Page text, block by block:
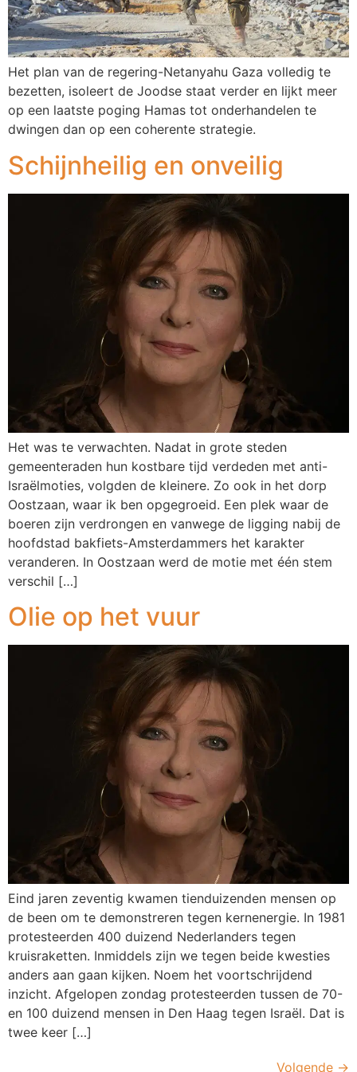
Het plan van de regering-Netanyahu Gaza volledig te
bezetten, isoleert de Joodse staat verder en lijkt meer
op een laatste poging Hamas tot onderhandelen te
dwingen dan op een coherente strategie.
Schijnheilig en onveilig
Het was te verwachten. Nadat in grote steden
gemeenteraden hun kostbare tijd verdeden met anti-
Israëlmoties, volgden de kleinere. Zo ook in het dorp
Oostzaan, waar ik ben opgegroeid. Een plek waar de
boeren zijn verdrongen en vanwege de ligging nabij de
hoofdstad bakfiets-Amsterdammers het karakter
veranderen. In Oostzaan werd de motie met één stem
verschil […]
Olie op het vuur
Eind jaren zeventig kwamen tienduizenden mensen op
de been om te demonstreren tegen kernenergie. In 1981
protesteerden 400 duizend Nederlanders tegen
kruisraketten. Inmiddels zijn we tegen beide kwesties
anders aan gaan kijken. Noem het voortschrijdend
inzicht. Afgelopen zondag protesteerden tussen de 70-
en 100 duizend mensen in Den Haag tegen Israël. Dat is
twee keer […]
Volgende →